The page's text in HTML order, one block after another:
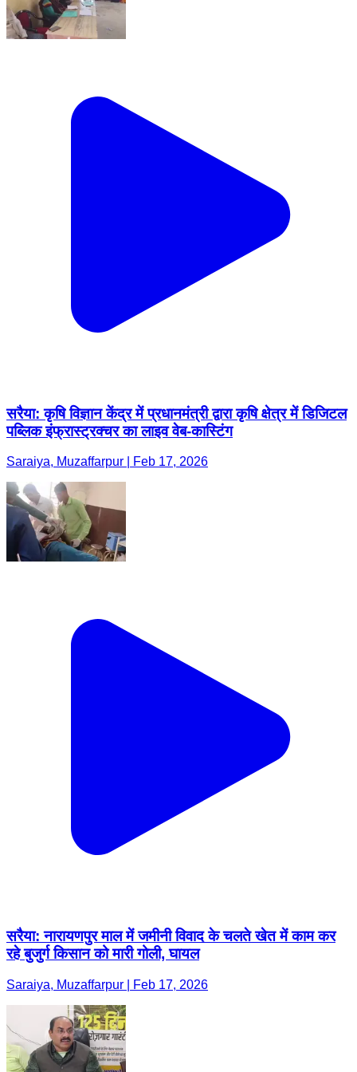
सरैया: कृषि विज्ञान केंद्र में प्रधानमंत्री द्वारा कृषि क्षेत्र में डिजिटल
पब्लिक इंफ्रास्ट्रक्चर का लाइव वेब-कास्टिंग
Saraiya, Muzaffarpur | Feb 17, 2026
सरैया: नारायणपुर माल में जमीनी विवाद के चलते खेत में काम कर
रहे बुजुर्ग किसान को मारी गोली, घायल
Saraiya, Muzaffarpur | Feb 17, 2026